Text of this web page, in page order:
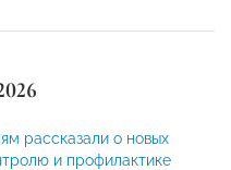
рассказали о новых
и профилактике